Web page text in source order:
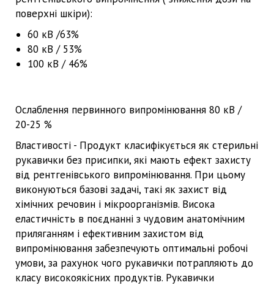
поверхні шкіри):
60 кВ /63%
80 кВ / 53%
100 кВ / 46%
Ослаблення первинного випромінювання 80 кВ /
20-25 %
Властивості - Продукт класифікується як стерильні
рукавички без присипки, які мають ефект захисту
від рентгенівського випромінювання. При цьому
виконуються базові задачі, такі як захист від
хімічних речовин і мікроорганізмів. Висока
еластичність в поєднанні з чудовим анатомічним
приляганням і ефективним захистом від
випромінювання забезпечують оптимальні робочі
умови, за рахунок чого рукавички потрапляють до
класу високоякісних продуктів. Рукавички